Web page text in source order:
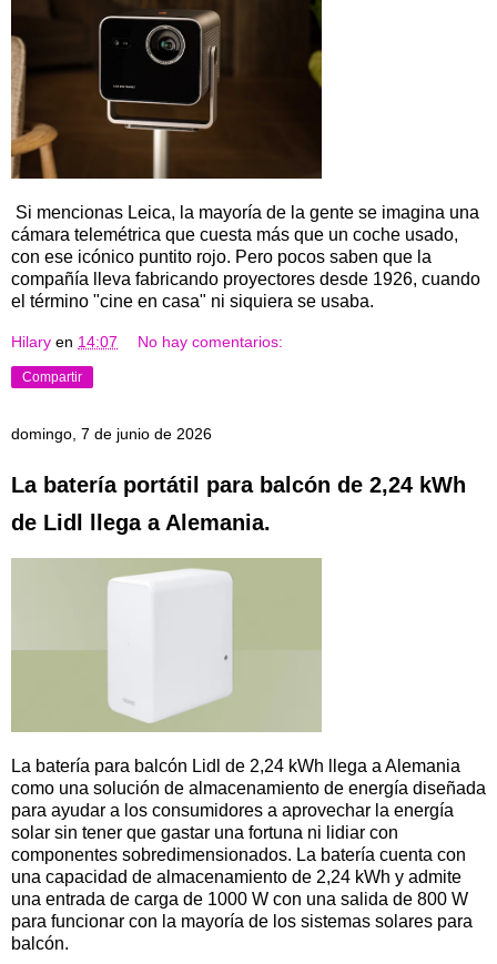
Si mencionas Leica, la mayoría de la gente se imagina una
cámara telemétrica que cuesta más que un coche usado,
con ese icónico puntito rojo. Pero pocos saben que la
compañía lleva fabricando proyectores desde 1926, cuando
el término "cine en casa" ni siquiera se usaba.
Hilary en 14:07 No hay comentarios:
Compartir
domingo, 7 de junio de 2026
La batería portátil para balcón de 2,24 kWh
de Lidl llega a Alemania.
La batería para balcón Lidl de 2,24 kWh llega a Alemania
como una solución de almacenamiento de energía diseñada
para ayudar a los consumidores a aprovechar la energía
solar sin tener que gastar una fortuna ni lidiar con
componentes sobredimensionados. La batería cuenta con
una capacidad de almacenamiento de 2,24 kWh y admite
una entrada de carga de 1000 W con una salida de 800 W
para funcionar con la mayoría de los sistemas solares para
balcón.